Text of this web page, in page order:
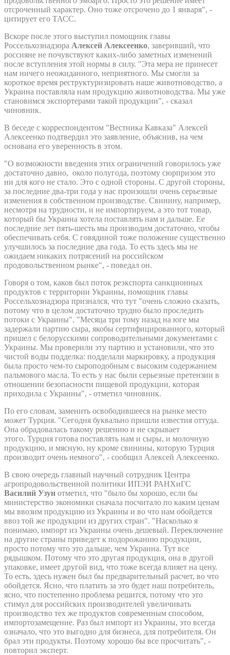
отсроченный характер. Оно тоже отсрочено до 1 января", -
цитирует его ТАСС.
Вскоре после этого выступил помощник главы
Россельхознадзора Алексей Алексеенко, заверивший, что
россияне не почувствуют каких-либо заметных изменений
после вступления этой нормы в силу. "Эта мера не принесет
нам ничего неожиданного, неприятного. Мы смогли за
короткое время реструктуризировать наше животноводство, а
Украина поставляла нам продукцию животноводства. Мы уже
становимся экспортерами такой продукции", - сказал
чиновник.
В беседе с корреспондентом "Вестника Кавказа" Алексей
Алексеенко подтвердил это заявление, объяснив, на чем
основана его уверенность в этом.
"О возможности введения этих ограничений говорилось уже
достаточно давно, около полугода, поэтому сюрпризом это
ни для кого не стало. Это с одной стороны. С другой стороны,
за последние два-три года у нас произошли очень серьезные
изменения в собственном производстве. Свинину, например,
несмотря на трудности, и не импортируем, а это тот товар,
который бы Украина хотела поставлять нам и дальше. Ее
последние лет пять-шесть мы производим достаточно, чтобы
обеспечивать себя. С говядиной тоже положение существенно
улучшилось за последние два года. То есть здесь мы не
ожидаем никаких потрясений на российском
продовольственном рынке", - поведал он.
Говоря о том, каков был поток реэкспорта санкционных
продуктов с территории Украины, помощник главы
Россельхознадзора признался, что тут "очень сложно сказать,
потому что в целом достаточно трудно было проследить
потоки с Украины". "Месяца три тому назад на юге мы
задержали партию сыра, якобы сертифицированного, который
пришел с белорусскими сопроводительными документами с
Украины. Мы проверили эту партию и установили, что это
чистой воды подделка: подделали маркировку, а продукция
была просто чем-то сыроподобным с высоким содержанием
пальмового масла. То есть у нас были серьезные претензии в
отношении безопасности пищевой продукции, которая
приходила с Украины", - отметил чиновник.
По его словам, заменить освободившееся на рынке место
может Турция. "Сегодня буквально пришли известия оттуда.
Она обрадовалась такому решению и не скрывает
этого. Турция готова поставлять нам и сыры, и молочную
продукцию, и мясную, ну кроме свинины, которую Турция
производит очень немного", - сообщил Алексей Алексеенко.
В свою очередь главный научный сотрудник Центра
агропродовольственной политики ИПЭИ РАНХиГС
Василий Узун отметил, что "было бы хорошо, если бы
министерство экономики сначала посчитало по каким ценам
мы ввозим продукцию из Украины и во что нам обойдется
ввоз той же продукции из других стран". "Насколько я
понимаю, импорт из Украины очень дешевый. Переключение
на другие страны приведет к подорожанию продукции,
просто потому что это дальше, чем Украина. Тут все
рядышком. Потому что это другая продукция, она в другой
упаковке, имеет другой вид, что тоже всегда влияет на цену.
То есть, здесь нужен был бы предварительный расчет, во что
обойдется. Ясно, что платить за это будет наш потребитель,
ясно, что постепенно проблема решится, потому что это
стимул для российских производителей увеличивать
производство тех же продуктов современным способом,
импортозамещение. Раз был импорт из Украины, это всегда
означало, что это выгодно для бизнеса, для потребителя. Он
брал эти продукты. Поэтому хорошо бы все просчитать", -
повторил эксперт.